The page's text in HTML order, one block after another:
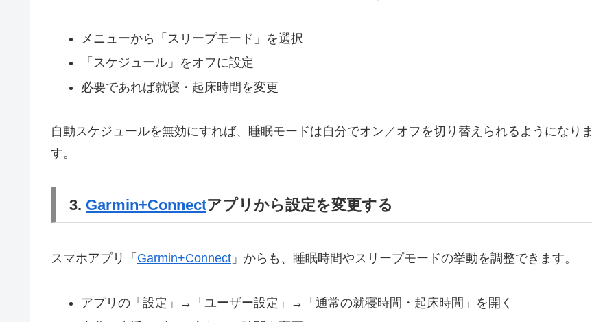
メニューから「スリープモード」を選択
「スケジュール」をオフに設定
必要であれば就寝・起床時間を変更
自動スケジュールを無効にすれば、睡眠モードは自分でオン／オフを切り替えられるようになりま
す。
3. Garmin+Connectアプリから設定を変更する
スマホアプリ「 Garmin+Connect 」からも、睡眠時間やスリープモードの挙動を調整できます。
アプリの「設定」→「ユーザー設定」→「通常の就寝時間・起床時間」を開く